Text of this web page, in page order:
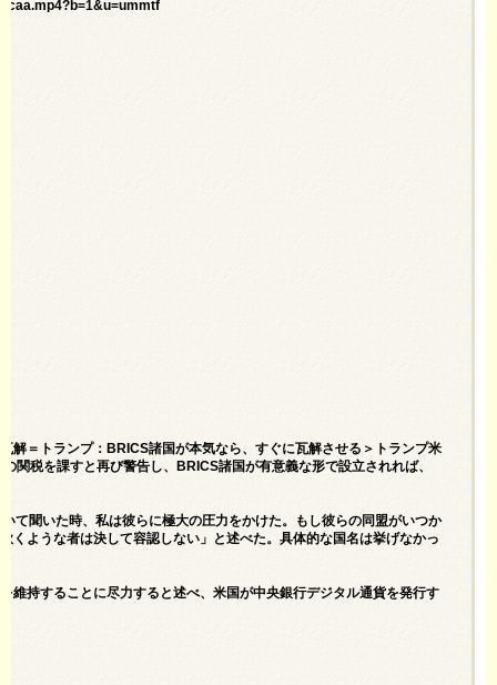
解＝トランプ：BRICS諸国が本気なら、すぐに瓦解させる＞トランプ米
関税を課すと再び警告し、BRICS諸国が有意義な形で設立されれば、
て聞いた時、私は彼らに極大の圧力をかけた。もし彼らの同盟がいつか
くような者は決して容認しない」と述べた。具体的な国名は挙げなかっ
維持することに尽力すると述べ、米国が中央銀行デジタル通貨を発行す